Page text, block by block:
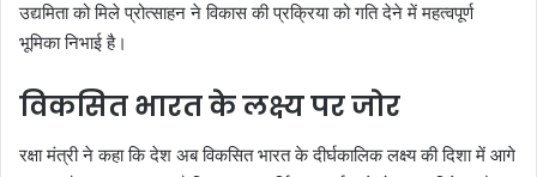
उद्यमिता को मिले प्रोत्साहन ने विकास की प्रक्रिया को गति देने में महत्वपूर्ण
भूमिका निभाई है।
विकसित भारत के लक्ष्य पर जोर
रक्षा मंत्री ने कहा कि देश अब विकसित भारत के दीर्घकालिक लक्ष्य की दिशा में आगे